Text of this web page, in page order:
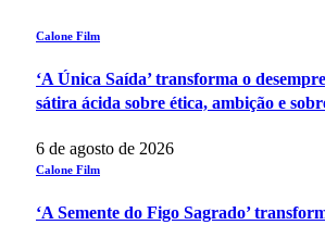
Calone Film
‘A Única Saída’ transforma o
sátira ácida sobre ética, ambição e
6 de agosto de 2026
Calone Film
‘A Semente do Figo Sagrado’